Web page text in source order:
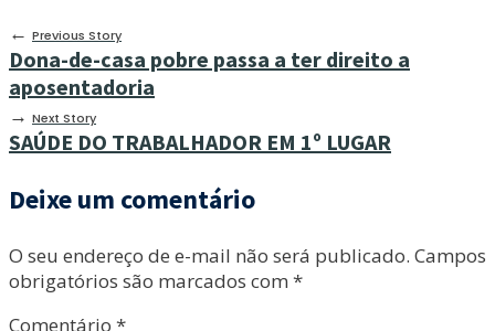
← Previous Story
Dona-de-casa pobre passa a ter direito a
aposentadoria
→ Next Story
SAÚDE DO TRABALHADOR EM 1º LUGAR
Deixe um comentário
O seu endereço de e-mail não será publicado. Campos
obrigatórios são marcados com *
Comentário *